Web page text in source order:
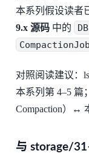
本系列假设读者
9.x 源码中的
CompactionJob
对照阅读建议：
本系列第 4–5 篇
Compaction）↔︎
与 storage/